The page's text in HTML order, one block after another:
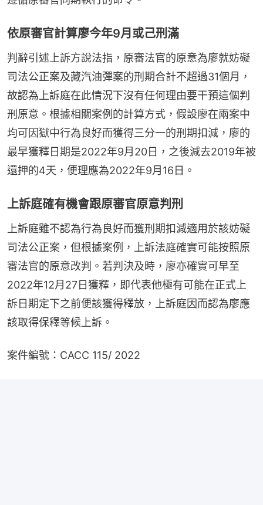
依原審官計算廖今年9月或己刑滿
判辭引述上訴方說法指，原審法官的原意為廖就妨礙
司法公正案及藏汽油彈案的刑期合計不超過31個月，
故認為上訴庭在此情況下沒有任何理由要干預這個判
刑原意。根據相關案例的計算方式，假設廖在兩案中
均可因獄中行為良好而獲得三分一的刑期扣減，廖的
最早獲釋日期是2022年9月20日，之後減去2019年被
還押的4天，便理應為2022年9月16日。
上訴庭確有機會跟原審官原意判刑
上訴庭雖不認為行為良好而獲刑期扣減適用於該妨礙
司法公正案，但根據案例，上訴法庭確實可能按照原
審法官的原意改判。若判決及時，廖亦確實可早至
2022年12月27日獲釋，即代表他極有可能在正式上
訴日期定下之前便該獲得釋放，上訴庭因而認為廖應
該取得保釋等候上訴。
案件編號：CACC 115/ 2022